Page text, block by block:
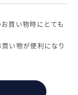
買い物時にとても
い物が便利になり